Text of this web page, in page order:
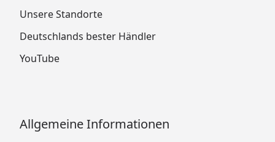
Unsere Standorte
Deutschlands bester Händler
YouTube
Allgemeine Informationen